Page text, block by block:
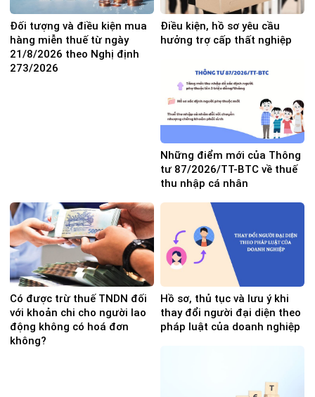
Đối tượng và điều kiện mua
hàng miễn thuế từ ngày
21/8/2026 theo Nghị định
273/2026
Điều kiện, hồ sơ yêu cầu
hưởng trợ cấp thất nghiệp
Những điểm mới của Thông
tư 87/2026/TT-BTC về thuế
thu nhập cá nhân
Có được trừ thuế TNDN đối
với khoản chi cho người lao
động không có hoá đơn
không?
Hồ sơ, thủ tục và lưu ý khi
thay đổi người đại diện theo
pháp luật của doanh nghiệp